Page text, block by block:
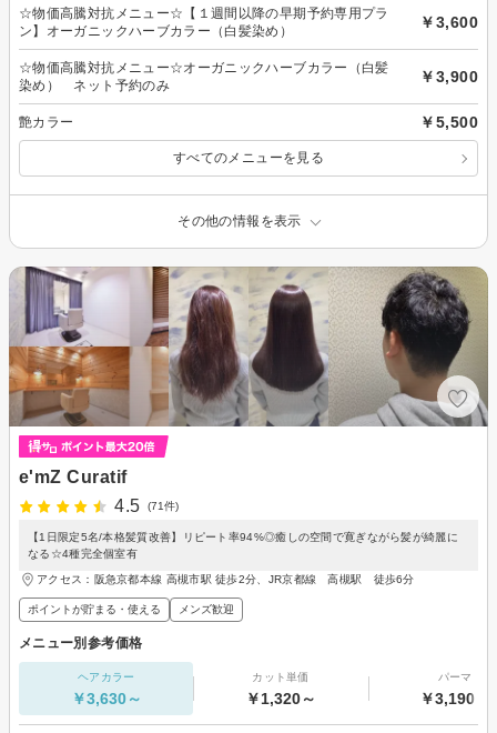
☆物価高騰対抗メニュー☆【１週間以降の早期予約専用プラ
ン】オーガニックハーブカラー（白髪染め）
￥3,600
☆物価高騰対抗メニュー☆オーガニックハーブカラー（白髪
染め） ネット予約のみ
￥3,900
艶カラー ￥5,500
すべてのメニューを見る
その他の情報を表示
e'mZ Curatif
4.5
(71件)
【1日限定5名/本格髪質改善】リピート率94%◎癒しの空間で寛ぎながら髪が綺麗に
なる☆4種完全個室有
アクセス：阪急京都本線 高槻市駅 徒歩2分、JR京都線 高槻駅 徒歩6分
ポイントが貯まる・使える メンズ歓迎
メニュー別参考価格
ヘアカラー
￥3,630～
カット単価
￥1,320～
パーマ
￥3,190～